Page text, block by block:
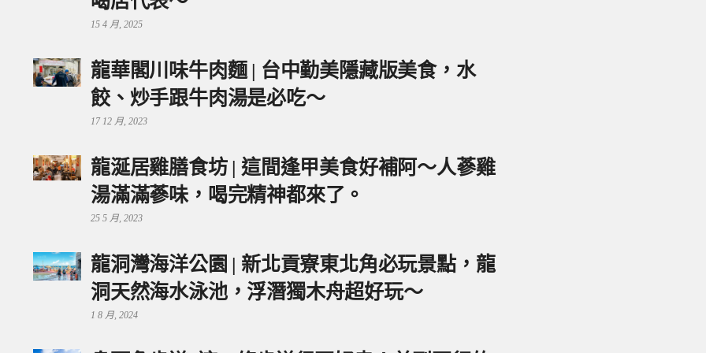
15 4 月, 2025
龍華閣川味牛肉麵 | 台中勤美隱藏版美食，水
餃、炒手跟牛肉湯是必吃～
17 12 月, 2023
龍涎居雞膳食坊 | 這間逢甲美食好補阿～人蔘雞
湯滿滿蔘味，喝完精神都來了。
25 5 月, 2023
龍洞灣海洋公園 | 新北貢寮東北角必玩景點，龍
洞天然海水泳池，浮潛獨木舟超好玩～
1 8 月, 2024